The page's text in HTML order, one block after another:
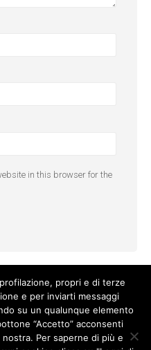
in this browser for the
propri e di terze
e per inviarti messaggi
su un qualunque elemento
“Accetto” acconsenti
nostra. Per saperne di più e